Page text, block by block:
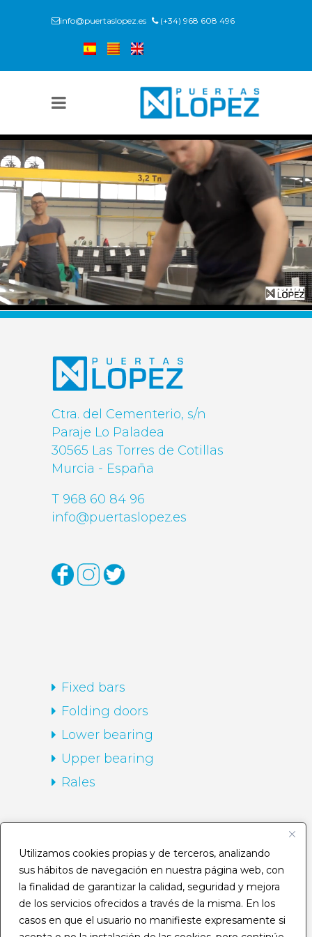
Utilizamos cookies propias y de terceros, analizando
sus hábitos de navegación en nuestra página web, con
la finalidad de garantizar la calidad, seguridad y mejora
de los servicios ofrecidos a través de la misma. En los
casos en que el usuario no manifieste expresamente si
info@puertaslopez.es (+34) 968 608 496
Ctra. del Cementerio, s/n
Paraje Lo Paladea
30565 Las Torres de Cotillas
Murcia - España
T 968 60 84 96
info@puertaslopez.es
Fixed bars
Folding doors
Lower bearing
Upper bearing
Rales
HOME
Company
Routes
Catalogue